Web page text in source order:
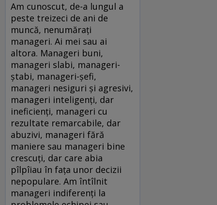
Am cunoscut, de-a lungul a
peste treizeci de ani de
muncă, nenumărați
manageri. Ai mei sau ai
altora. Manageri buni,
manageri slabi, manageri-
ștabi, manageri-șefi,
manageri nesiguri și agresivi,
manageri inteligenți, dar
ineficienți, manageri cu
rezultate remarcabile, dar
abuzivi, manageri fără
maniere sau manageri bine
crescuți, dar care abia
pîlpîiau în fața unor decizii
nepopulare. Am întîlnit
manageri indiferenți la